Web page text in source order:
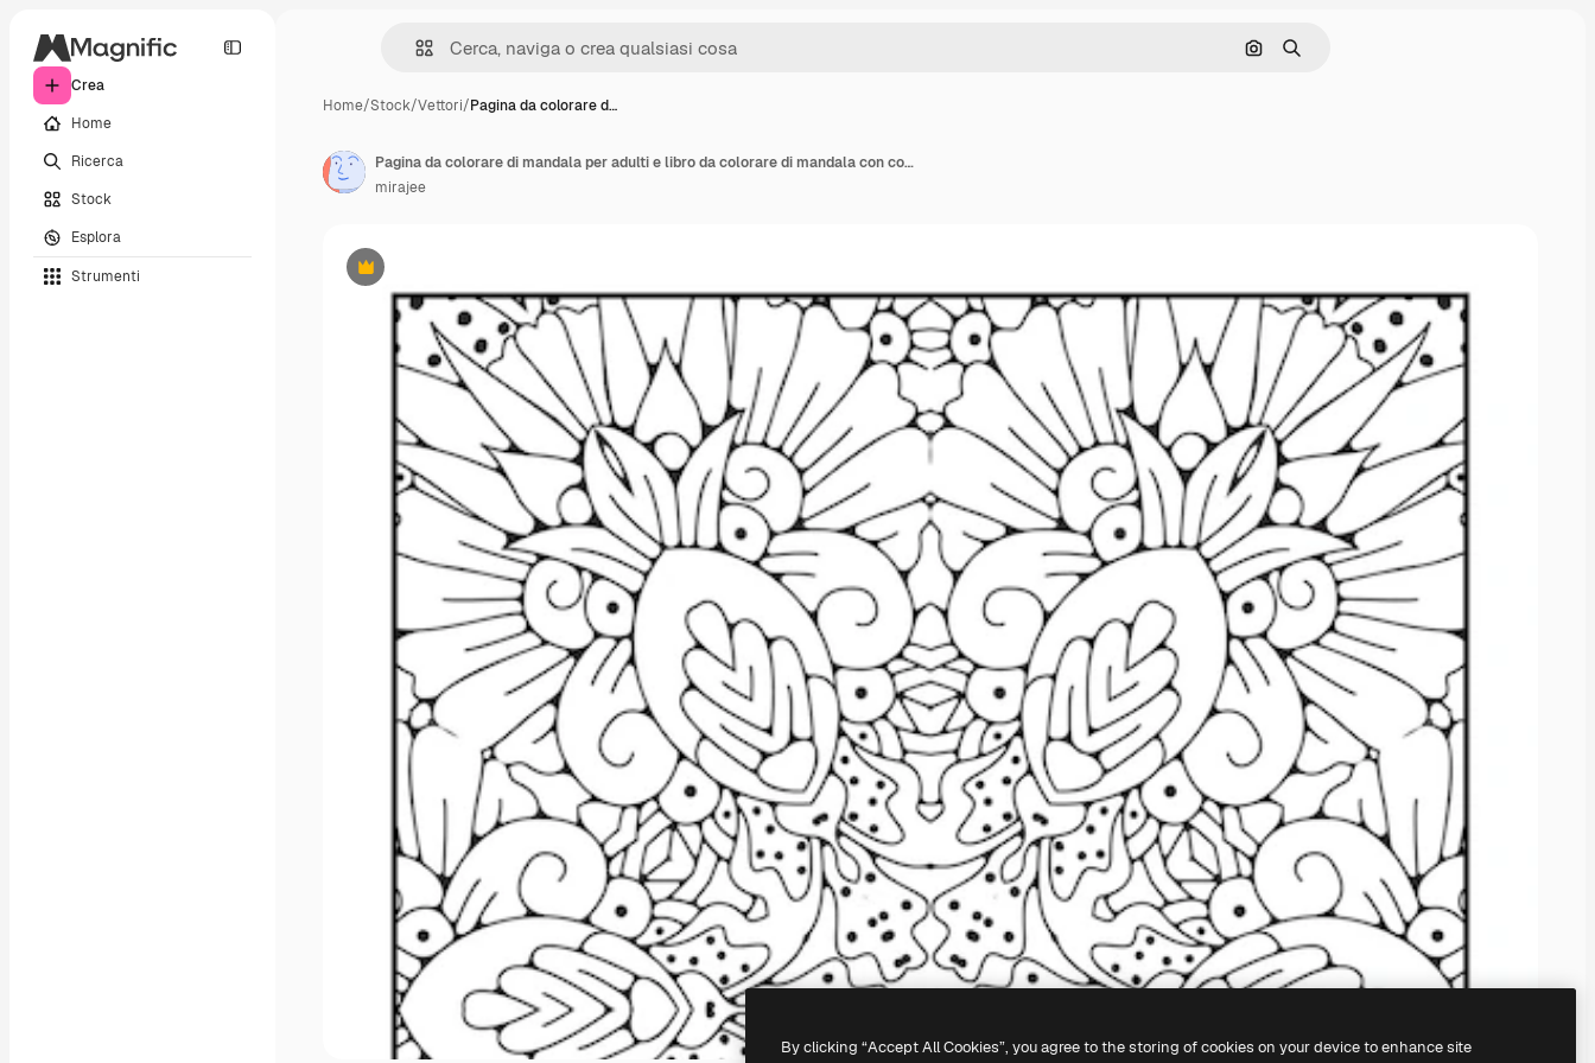
Crea
Home
Ricerca
Stock
Esplora
Strumenti
Cerca per immagine
Ricerca
Home/Stock/Vettori/Pagina da colorare d…
Premium
Pagina da colorare di mandala per adulti e libro da colorare di mandala con contorno disegnato a mano per bambini line art
mirajee
By clicking “Accept All Cookies”, you agree to the storing of cookies on your device to enhance site